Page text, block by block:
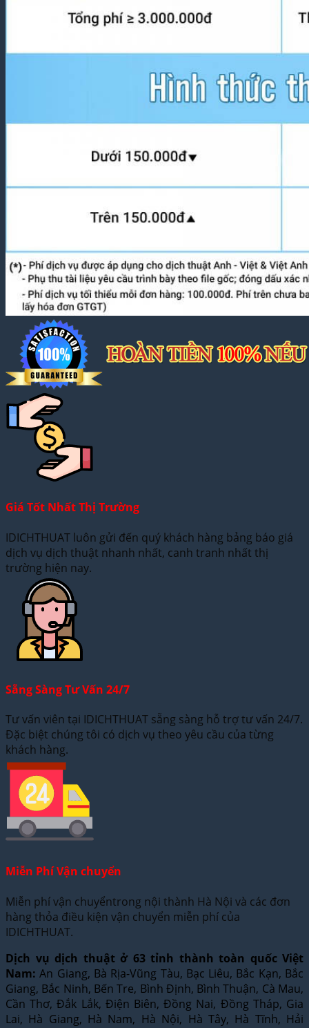
Giá Tốt Nhất Thị Trường
IDICHTHUAT luôn gửi đến quý khách hàng bảng báo giá
dịch vụ dịch thuật nhanh nhất, canh tranh nhất thị
trường hiện nay.
Sẵng Sàng Tư Vấn 24/7
Tư vấn viên tại IDICHTHUAT sẵng sàng hỗ trợ tư vấn 24/7.
Đặc biệt chúng tôi có dịch vụ theo yêu cầu của từng
khách hàng.
Miễn Phí Vận chuyển
Miễn phí vận chuyểntrong nội thành Hà Nội và các đơn
hàng thỏa điều kiện vận chuyển miễn phí của
IDICHTHUAT.
Dịch vụ dịch thuật ở 63 tỉnh thành toàn quốc Việt
Nam: An Giang, Bà Rịa-Vũng Tàu, Bạc Liêu, Bắc Kạn, Bắc
Giang, Bắc Ninh, Bến Tre, Bình Định, Bình Thuận, Cà Mau,
Cần Thơ, Đắk Lắk, Điện Biên, Đồng Nai, Đồng Tháp, Gia
Lai, Hà Giang, Hà Nam, Hà Nội, Hà Tây, Hà Tĩnh, Hải